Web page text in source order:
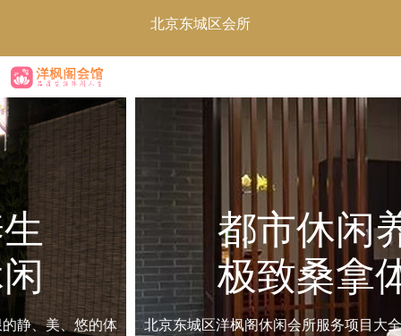
北京东城区会所
都市休闲养生
极致桑拿体验
北京东城区洋枫阁休闲会所服务项目大全，提供最新热门SPA